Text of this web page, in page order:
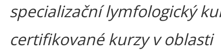
specializační lymfologický
certifikované kurzy v oblasti